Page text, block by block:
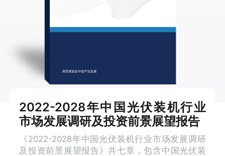
2022-2028年中国光伏装机行业
市场发展调研及投资前景展望报告
《2022-2028年中国光伏装机行业市场发展调研
及投资前景展望报告》共七章，包含中国光伏装